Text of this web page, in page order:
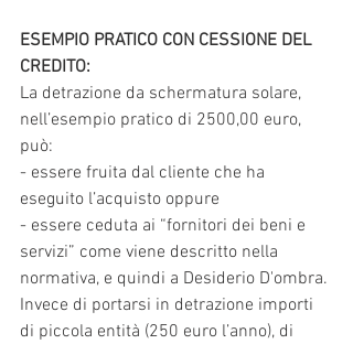
ESEMPIO PRATICO CON CESSIONE DEL
CREDITO:
La detrazione da schermatura solare,
nell’esempio pratico di 2500,00 euro,
può:
- essere fruita dal cliente che ha
eseguito l’acquisto oppure
- essere ceduta ai “fornitori dei beni e
servizi” come viene descritto nella
normativa, e quindi a Desiderio D'ombra.
Invece di portarsi in detrazione importi
di piccola entità (250 euro l’anno), di